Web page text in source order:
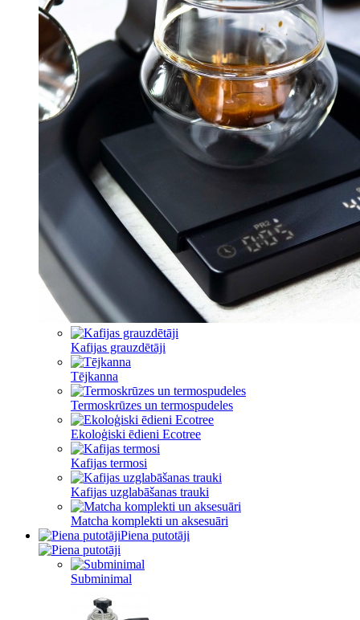
Kafijas grauzdētāji
Tējkanna
Termoskrūzes un termospudeles
Ekoloģiski ēdieni Ecotree
Kafijas termosi
Kafijas uzglabāšanas trauki
Matcha komplekti un aksesuāri
Piena putotāji
Subminimal